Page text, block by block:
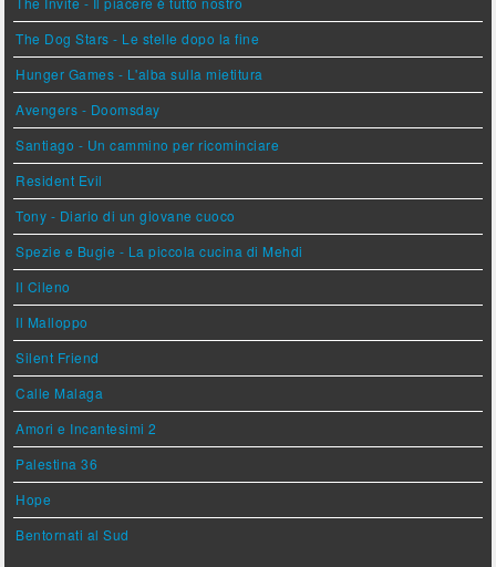
The Dog Stars - Le stelle dopo la fine
Hunger Games - L'alba sulla mietitura
Avengers - Doomsday
Santiago - Un cammino per ricominciare
Resident Evil
Tony - Diario di un giovane cuoco
Spezie e Bugie - La piccola cucina di Mehdi
Il Cileno
Il Malloppo
Silent Friend
Calle Malaga
Amori e Incantesimi 2
Palestina 36
Hope
Bentornati al Sud